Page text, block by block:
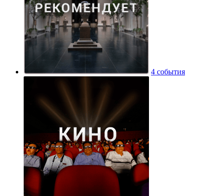
4 события